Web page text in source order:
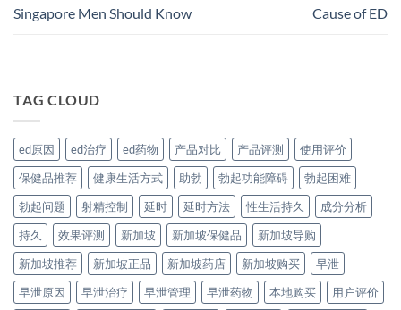
Singapore Men Should Know
Cause of ED
TAG CLOUD
ed原因 ed治疗 ed药物 产品对比 产品评测
使用评价
保健品推荐
健康生活方式 助勃 勃起功能障碍
勃起困难
勃起问题
射精控制 延时 延时方法 性生活持久
成分分析
持久
效果评测 新加坡 新加坡保健品
新加坡导购
新加坡推荐
新加坡正品 新加坡药店 新加坡购买
早泄
早泄原因
早泄治疗 早泄管理 早泄药物 本地购买
用户评价